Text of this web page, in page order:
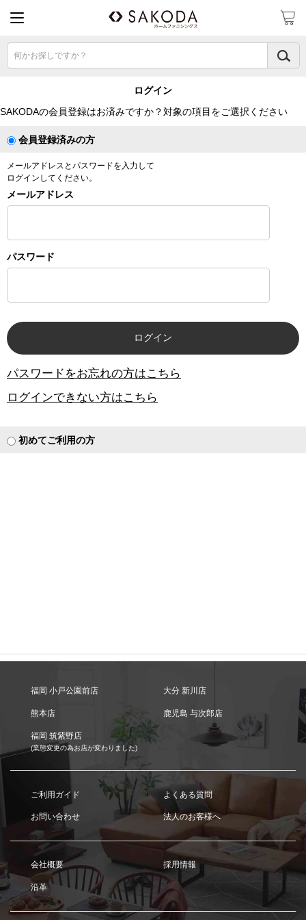
何かお探しですか？
ログイン
SAKODAの会員登録はお済みですか？対象の項目をご選択ください
会員登録済みの方
メールアドレスとパスワードを入力して
ログインしてください。
メールアドレス
パスワード
パスワードをお忘れの方はこちら
ログインできない方はこちら
初めてご利用の方
福岡 小戸公園前店 大分 新川店
熊本店 鹿児島 与次郎店
福岡 筑紫野店
(業態変更の為お店が変わりました)
ご利用ガイド よくある質問
お問い合わせ 法人のお客様へ
会社概要 採用情報
沿革